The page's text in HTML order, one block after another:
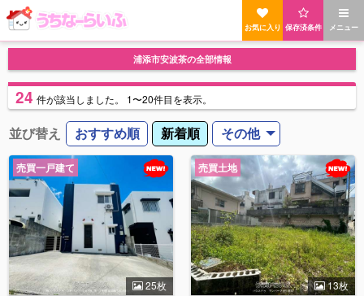
メニュー
保存済条件
お気に入り
浦添市安波茶の全部情報
24 件が該当しました。 1〜20件目を表示。
並び替え おすすめ順 新着順 その他
25枚
売買一戸建て
13枚
売買土地